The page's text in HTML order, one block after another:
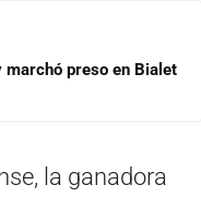
marchó preso en Bialet
la ganadora